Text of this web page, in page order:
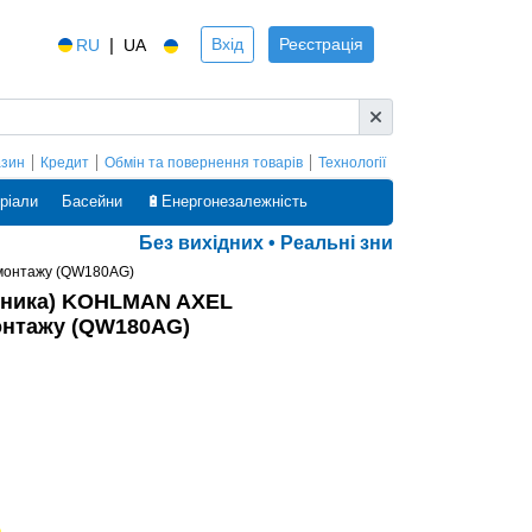
RU | UA Вхід Реєстрація
Кредит Обмін та повернення товарів Технології
Басейни 🔋Енергонезалежність
Без вихідних • Реальні знижки • Оплата
(QW180AG)
KOHLMAN AXEL
(QW180AG)